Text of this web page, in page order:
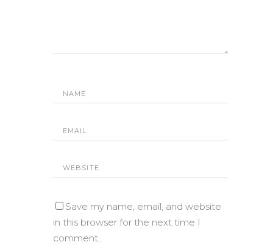
Save my name, email, and website
in this browser for the next time I
comment.